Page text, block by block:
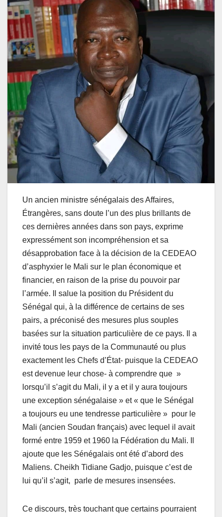
Un ancien ministre sénégalais des Affaires,
Étrangères, sans doute l’un des plus brillants de
ces dernières années dans son pays, exprime
expressément son incompréhension et sa
désapprobation face à la décision de la CEDEAO
d’asphyxier le Mali sur le plan économique et
financier, en raison de la prise du pouvoir par
l’armée. Il salue la position du Président du
Sénégal qui, à la différence de certains de ses
pairs, a préconisé des mesures plus souples
basées sur la situation particulière de ce pays. Il a
invité tous les pays de la Communauté ou plus
exactement les Chefs d’État- puisque la CEDEAO
est devenue leur chose- à comprendre que »
lorsqu’il s’agit du Mali, il y a et il y aura toujours
une exception sénégalaise » et « que le Sénégal
a toujours eu une tendresse particulière » pour le
Mali (ancien Soudan français) avec lequel il avait
formé entre 1959 et 1960 la Fédération du Mali. Il
ajoute que les Sénégalais ont été d’abord des
Maliens. Cheikh Tidiane Gadjo, puisque c’est de
lui qu’il s’agit, parle de mesures insensées.
Ce discours, très touchant que certains pourraient